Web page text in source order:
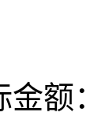
金额